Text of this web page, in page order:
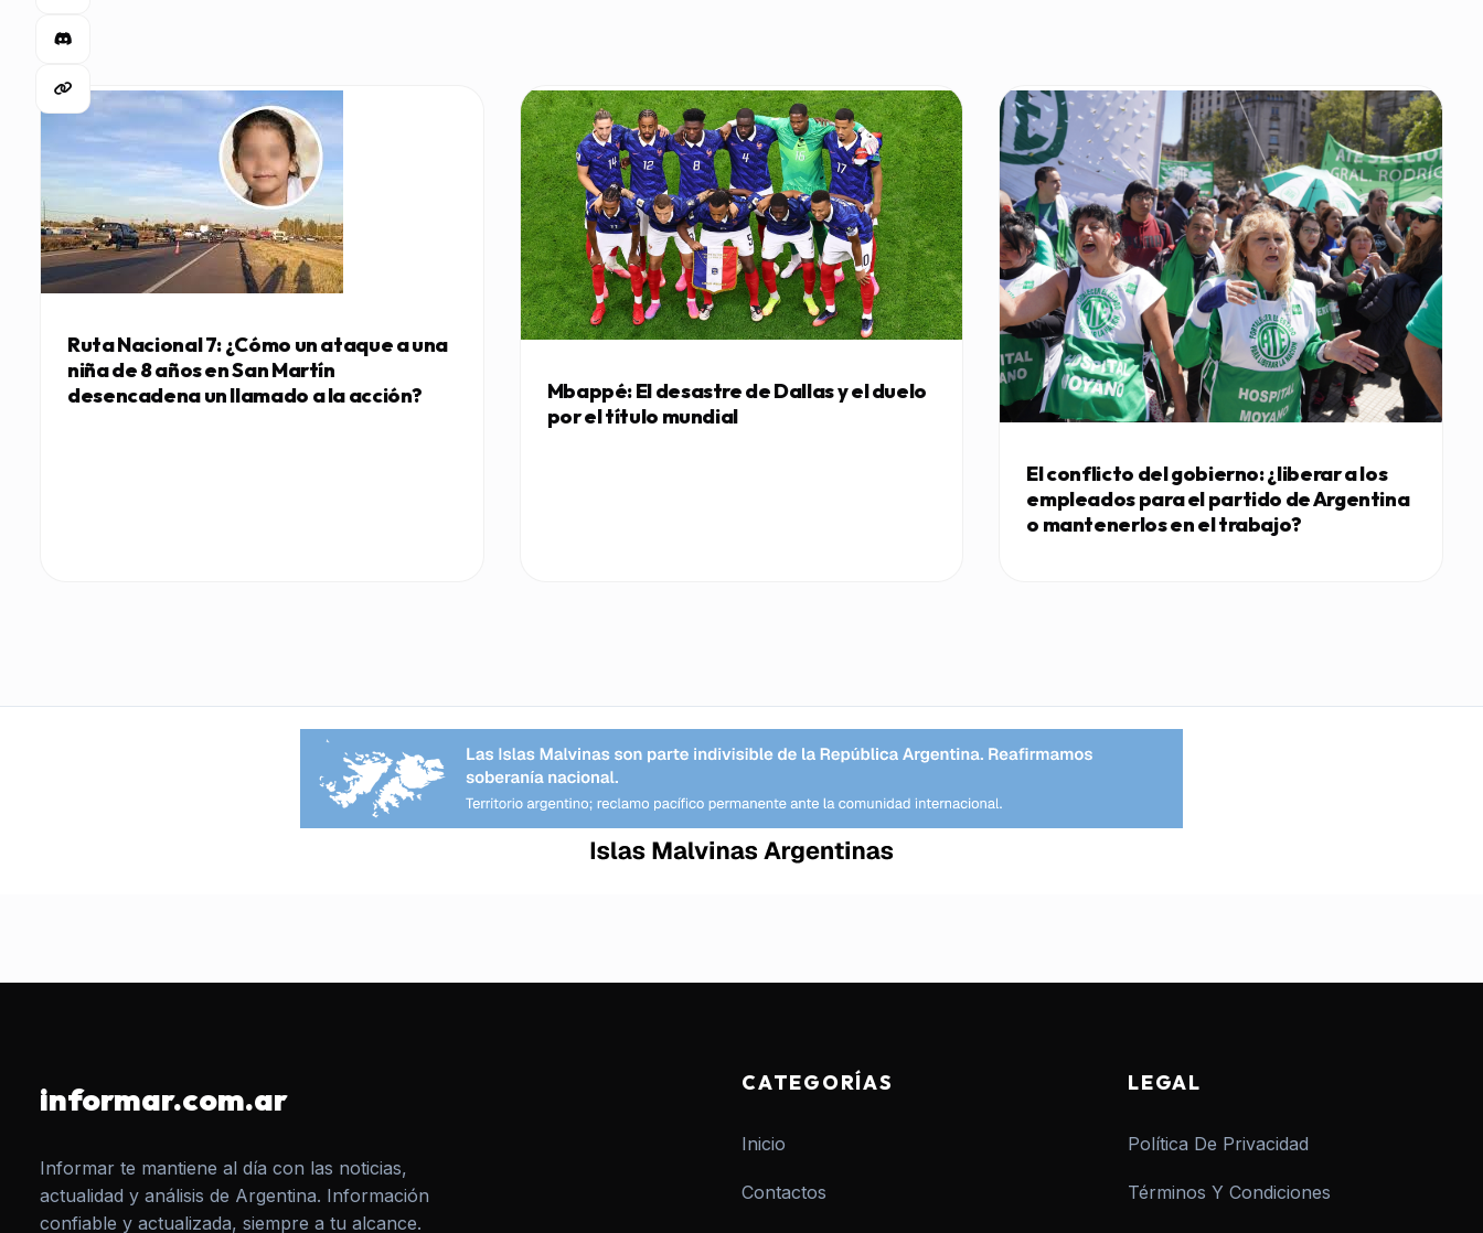
Ruta Nacional 7: ¿Cómo un ataque a una
niña de 8 años en San Martín
desencadena un llamado a la acción?
Mbappé: El desastre de Dallas y el duelo
por el título mundial
El conflicto del gobierno: ¿liberar a los
empleados para el partido de Argentina
o mantenerlos en el trabajo?
informar.com.ar
Informar te mantiene al día con las noticias,
actualidad y análisis de Argentina. Información
confiable y actualizada, siempre a tu alcance.
CATEGORÍAS
Inicio
Contactos
LEGAL
Política De Privacidad
Términos Y Condiciones